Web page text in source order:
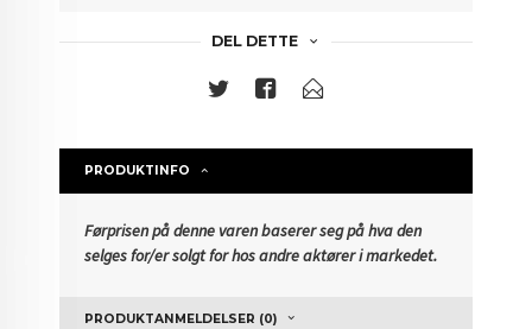
DEL DETTE
PRODUKTINFO
Førprisen på denne varen baserer seg på hva den
selges for/er solgt for hos andre aktører i markedet.
PRODUKTANMELDELSER (0)